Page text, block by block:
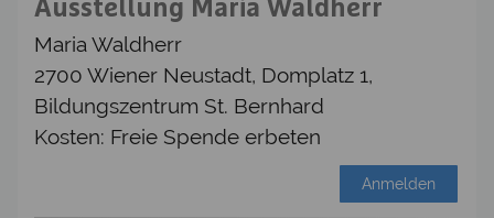
Ausstellung Maria Waldherr
Maria Waldherr
2700 Wiener Neustadt, Domplatz 1,
Bildungszentrum St. Bernhard
Kosten: Freie Spende erbeten
Anmelden